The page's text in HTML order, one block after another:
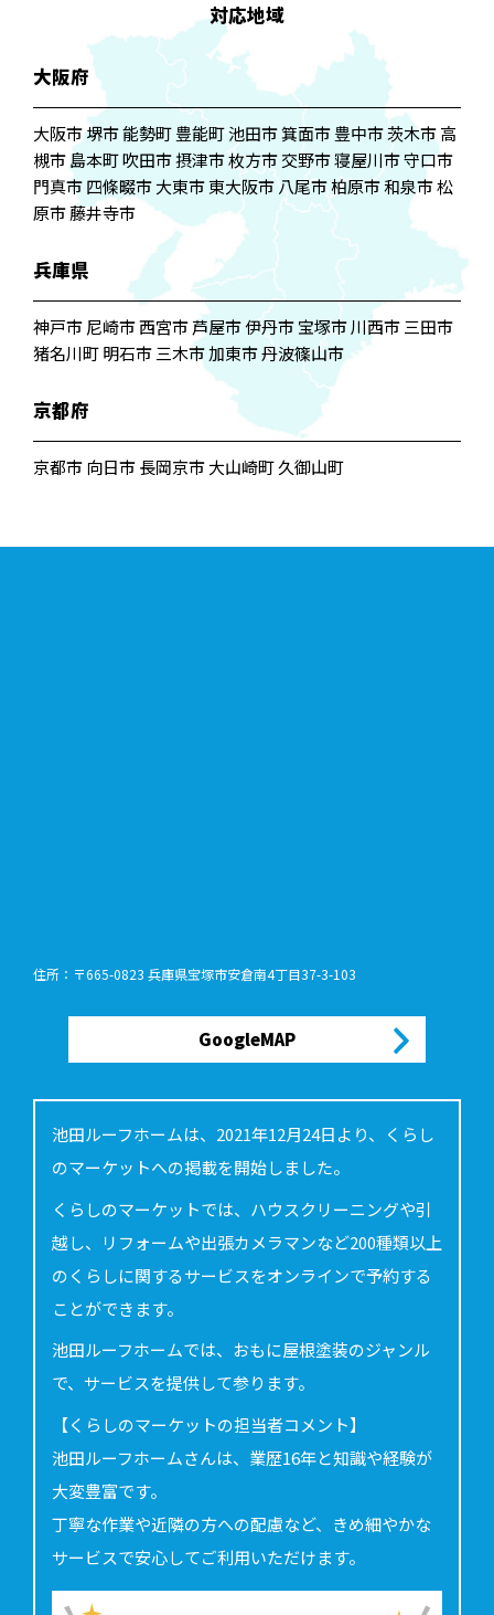
対応地域
大阪府
大阪市 堺市 能勢町 豊能町 池田市 箕面市 豊中市 茨木市 高
槻市 島本町 吹田市 摂津市 枚方市 交野市 寝屋川市 守口市
門真市 四條畷市 大東市 東大阪市 八尾市 柏原市 和泉市 松
原市 藤井寺市
兵庫県
神戸市 尼崎市 西宮市 芦屋市 伊丹市 宝塚市 川西市 三田市
猪名川町 明石市 三木市 加東市 丹波篠山市
京都府
京都市 向日市 長岡京市 大山崎町 久御山町
住所：〒665-0823 兵庫県宝塚市安倉南4丁目37-3-103
GoogleMAP
池田ルーフホームは、2021年12月24日より、くらし
のマーケットへの掲載を開始しました。
くらしのマーケットでは、ハウスクリーニングや引
越し、リフォームや出張カメラマンなど200種類以上
のくらしに関するサービスをオンラインで予約する
ことができます。
池田ルーフホームでは、おもに屋根塗装のジャンル
で、サービスを提供して参ります。
【くらしのマーケットの担当者コメント】
池田ルーフホームさんは、業歴16年と知識や経験が
大変豊富です。
丁寧な作業や近隣の方への配慮など、きめ細やかな
サービスで安心してご利用いただけます。